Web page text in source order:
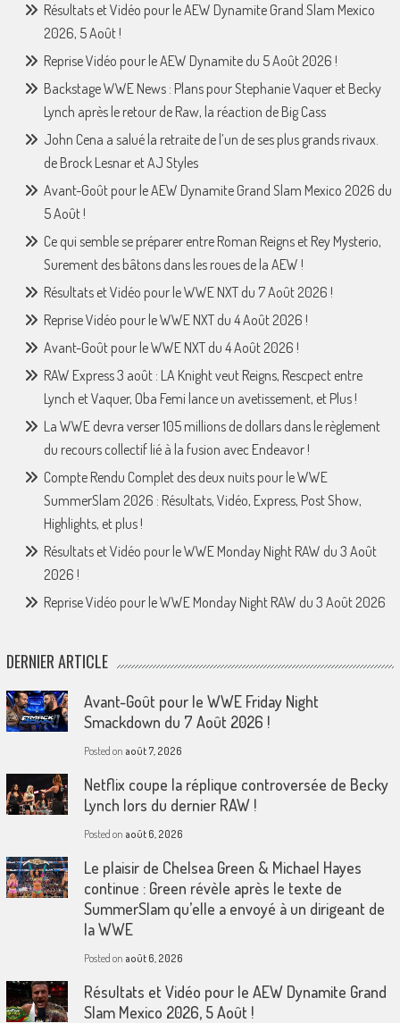
Résultats et Vidéo pour le AEW Dynamite Grand Slam Mexico
2026, 5 Août !
Reprise Vidéo pour le AEW Dynamite du 5 Août 2026 !
Backstage WWE News : Plans pour Stephanie Vaquer et Becky
Lynch après le retour de Raw, la réaction de Big Cass
John Cena a salué la retraite de l’un de ses plus grands rivaux.
de Brock Lesnar et AJ Styles
Avant-Goût pour le AEW Dynamite Grand Slam Mexico 2026 du
5 Août !
Ce qui semble se préparer entre Roman Reigns et Rey Mysterio,
Surement des bâtons dans les roues de la AEW !
Résultats et Vidéo pour le WWE NXT du 7 Août 2026 !
Reprise Vidéo pour le WWE NXT du 4 Août 2026 !
Avant-Goût pour le WWE NXT du 4 Août 2026 !
RAW Express 3 août : LA Knight veut Reigns, Rescpect entre
Lynch et Vaquer, Oba Femi lance un avetissement, et Plus !
La WWE devra verser 105 millions de dollars dans le règlement
du recours collectif lié à la fusion avec Endeavor !
Compte Rendu Complet des deux nuits pour le WWE
SummerSlam 2026 : Résultats, Vidéo, Express, Post Show,
Highlights, et plus !
Résultats et Vidéo pour le WWE Monday Night RAW du 3 Août
2026 !
Reprise Vidéo pour le WWE Monday Night RAW du 3 Août 2026
DERNIER ARTICLE
Avant-Goût pour le WWE Friday Night
Smackdown du 7 Août 2026 !
Posted on août 7, 2026
Netflix coupe la réplique controversée de Becky
Lynch lors du dernier RAW !
Posted on août 6, 2026
Le plaisir de Chelsea Green & Michael Hayes
continue : Green révèle après le texte de
SummerSlam qu’elle a envoyé à un dirigeant de
la WWE
Posted on août 6, 2026
Résultats et Vidéo pour le AEW Dynamite Grand
Slam Mexico 2026, 5 Août !